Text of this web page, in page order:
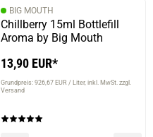
BIG MOUTH
Chillberry 15ml Bottlefill
Aroma by Big Mouth
13,90 EUR*
Grundpreis: 926,67 EUR / Liter inkl. MwSt. zzgl.
Versand